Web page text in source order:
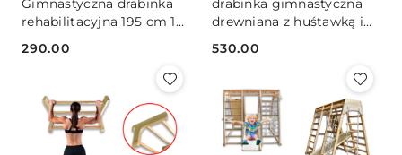
Gimnastyczna drabinka
rehabilitacyjna 195 cm 10
domowa
Cena:
290.00
drabinka gimnastyczna
drewniana z huśtawką i
dzieci
Cena:
530.00